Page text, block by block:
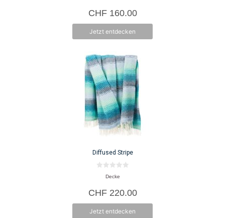
n
5
CHF160.00
Jetzt entdecken
Diffused Stripe
n
5
Decke
CHF220.00
Jetzt entdecken